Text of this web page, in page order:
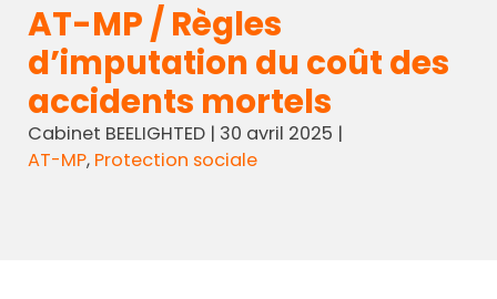
AT-MP / Règles
d’imputation du coût des
accidents mortels
Cabinet BEELIGHTED| 30 avril 2025 |
AT-MP, Protection sociale